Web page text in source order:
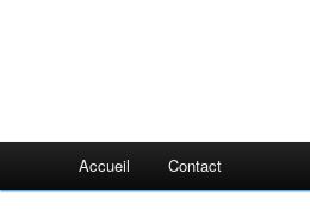
Accueil Contact